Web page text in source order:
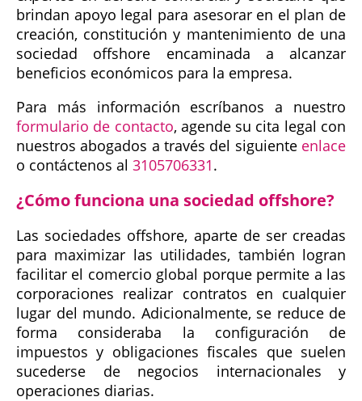
brindan apoyo legal para asesorar en el plan de
creación, constitución y mantenimiento de una
sociedad offshore encaminada a alcanzar
beneficios económicos para la empresa.
Para más información escríbanos a nuestro
formulario de contacto, agende su cita legal con
nuestros abogados a través del siguiente enlace
o contáctenos al 3105706331.
¿Cómo funciona una sociedad offshore?
Las sociedades offshore, aparte de ser creadas
para maximizar las utilidades, también logran
facilitar el comercio global porque permite a las
corporaciones realizar contratos en cualquier
lugar del mundo. Adicionalmente, se reduce de
forma consideraba la configuración de
impuestos y obligaciones fiscales que suelen
sucederse de negocios internacionales y
operaciones diarias.